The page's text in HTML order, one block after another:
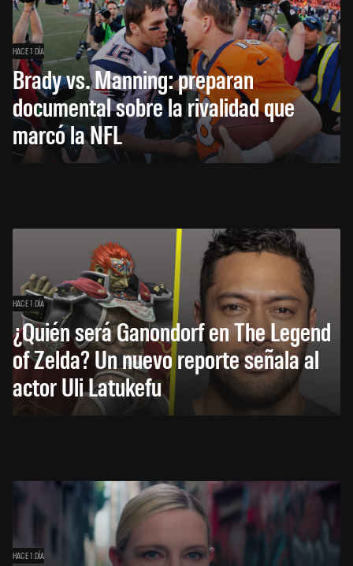
HACE 1 DÍA
Brady vs. Manning: preparan
documental sobre la rivalidad que
marcó la NFL
HACE 1 DÍA
¿Quién será Ganondorf en The Legend
of Zelda? Un nuevo reporte señala al
actor Uli Latukefu
HACE 1 DÍA